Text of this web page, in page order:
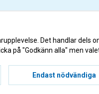
Det handlar
på "Godkänn alla" men
Endast nödvändiga